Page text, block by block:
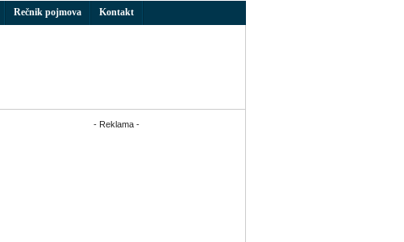
Rečnik pojmova Kontakt
- Reklama -